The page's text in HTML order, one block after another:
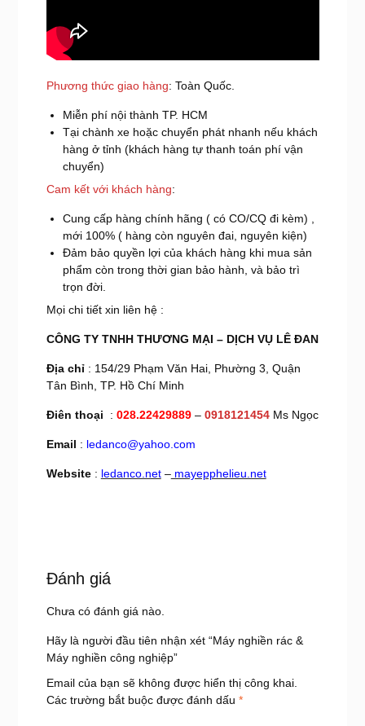
Phương thức giao hàng: Toàn Quốc.
Miễn phí nội thành TP. HCM
Tại chành xe hoặc chuyển phát nhanh nếu khách
hàng ở tỉnh (khách hàng tự thanh toán phí vận
chuyển)
Cam kết với khách hàng:
Cung cấp hàng chính hãng ( có CO/CQ đi kèm) ,
mới 100% ( hàng còn nguyên đai, nguyên kiện)
Đảm bảo quyền lợi của khách hàng khi mua sản
phẩm còn trong thời gian bảo hành, và bảo trì
trọn đời.
Mọi chi tiết xin liên hệ :
CÔNG TY TNHH THƯƠNG MẠI – DỊCH VỤ LÊ ĐAN
Địa chỉ: 154/29 Phạm Văn Hai, Phường 3, Quận
Tân Bình, TP. Hồ Chí Minh
Điên thoại : 028.22429889– 0918121454 Ms Ngọc
Email : ledanco@yahoo.com
Website: ledanco.net–mayepphelieu.net
Đánh giá
Chưa có đánh giá nào.
Hãy là người đầu tiên nhận xét “Máy nghiền rác &
Máy nghiền công nghiệp”
Email của bạn sẽ không được hiển thị công khai.
Các trường bắt buộc được đánh dấu *